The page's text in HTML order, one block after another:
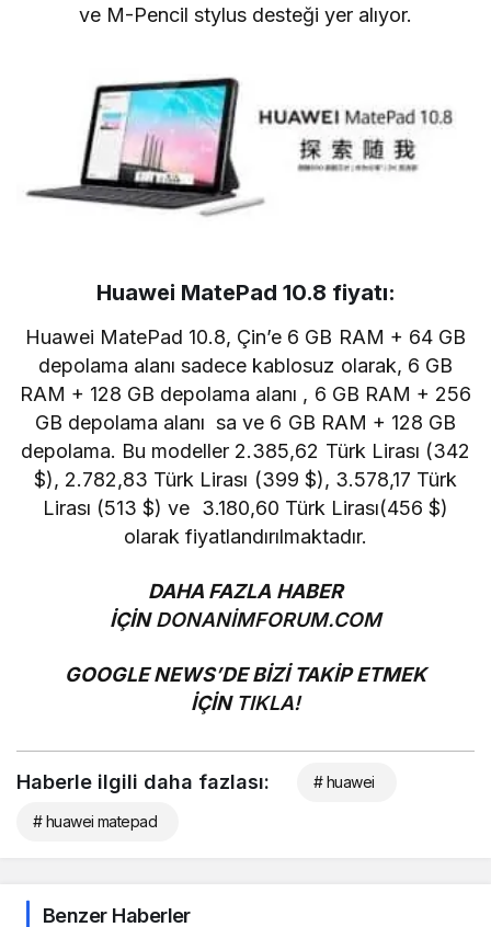
ve M-Pencil stylus desteği yer alıyor.
Huawei MatePad 10.8 fiyatı:
Huawei MatePad 10.8, Çin’e 6 GB RAM + 64 GB
depolama alanı sadece kablosuz olarak, 6 GB
RAM + 128 GB depolama alanı , 6 GB RAM + 256
GB depolama alanı sa ve 6 GB RAM + 128 GB
depolama. Bu modeller 2.385,62 Türk Lirası (342
$), 2.782,83 Türk Lirası (399 $), 3.578,17 Türk
Lirası (513 $) ve 3.180,60 Türk Lirası(456 $)
olarak fiyatlandırılmaktadır.
DAHA FAZLA HABER
İÇİNDONANİMFORUM.COM
GOOGLE NEWS’DE BİZİ TAKİP ETMEK
İÇİN TIKLA!
Haberle ilgili daha fazlası: # huawei
# huawei matepad
Benzer Haberler